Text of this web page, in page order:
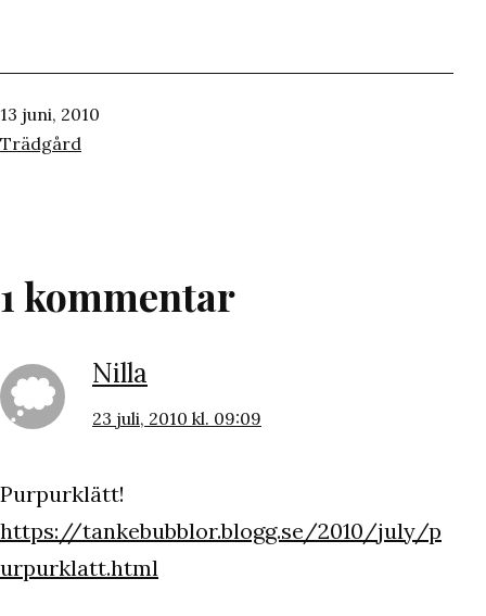
Publicerat
den
13 juni, 2010
Kategoriserat
Trädgård
1 kommentar
Nilla
23 juli, 2010 kl. 09:09
Purpurklätt!
https://tankebubblor.blogg.se/2010/july/p
urpurklatt.html